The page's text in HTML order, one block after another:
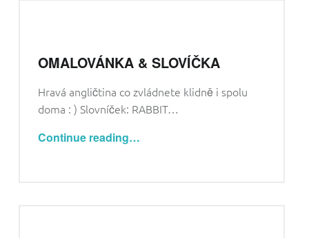
OMALOVÁNKA & SLOVÍČKA
Hravá angličtina co zvládnete klidně i spolu
doma : ) Slovníček: RABBIT…
Continue reading…